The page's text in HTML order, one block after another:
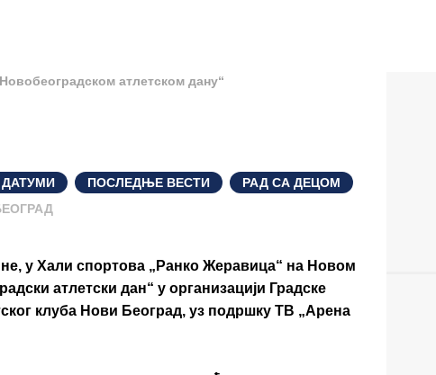
ПОСЛЕДЊЕ ВЕСТИ
РАД СА ДЕЦОМ
, у Хали спортова „Ранко Жеравица“ на Новом
атлетски дан“ у организацији Градске
клуба Нови Београд, уз подршку ТВ „Арена